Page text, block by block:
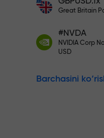
Great Britain
#NVDA
NVIDIA Corp
USD
Barchasini